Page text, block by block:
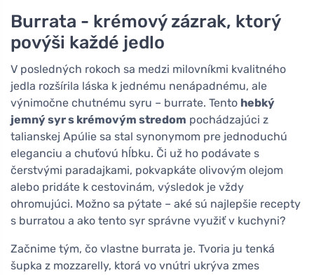
Burrata - krémový zázrak, ktorý
povýši každé jedlo
V posledných rokoch sa medzi milovníkmi kvalitného
jedla rozšírila láska k jednému nenápadnému, ale
výnimočne chutnému syru – burrate. Tento hebký
jemný syr s krémovým stredom pochádzajúci z
talianskej Apúlie sa stal synonymom pre jednoduchú
eleganciu a chuťovú hĺbku. Či už ho podávate s
čerstvými paradajkami, pokvapkáte olivovým olejom
alebo pridáte k cestovinám, výsledok je vždy
ohromujúci. Možno sa pýtate – aké sú najlepšie recepty
s burratou a ako tento syr správne využiť v kuchyni?
Začnime tým, čo vlastne burrata je. Tvoria ju tenká
šupka z mozzarelly, ktorá vo vnútri ukrýva zmes